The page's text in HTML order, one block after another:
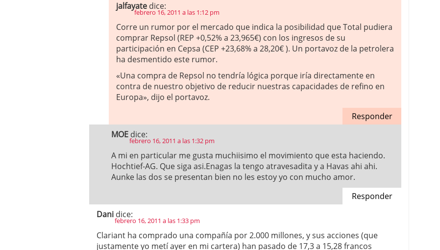
jalfayate dice:
febrero 16, 2011 a las 1:12 pm
Corre un rumor por el mercado que indica la posibilidad que Total pudiera
comprar Repsol (REP +0,52% a 23,965€) con los ingresos de su
participación en Cepsa (CEP +23,68% a 28,20€ ). Un portavoz de la petrolera
ha desmentido este rumor.
«Una compra de Repsol no tendría lógica porque iría directamente en
contra de nuestro objetivo de reducir nuestras capacidades de refino en
Europa», dijo el portavoz.
Responder
MOE dice:
febrero 16, 2011 a las 1:32 pm
A mi en particular me gusta muchiisimo el movimiento que esta haciendo.
Hochtief-AG. Que siga asi.Enagas la tengo atravesadita y a Havas ahi ahi.
Aunke las dos se presentan bien no les estoy yo con mucho amor.
Responder
Dani dice:
febrero 16, 2011 a las 1:33 pm
Clariant ha comprado una compañía por 2.000 millones, y sus acciones (que
justamente yo metí ayer en mi cartera) han pasado de 17,3 a 15,28 francos